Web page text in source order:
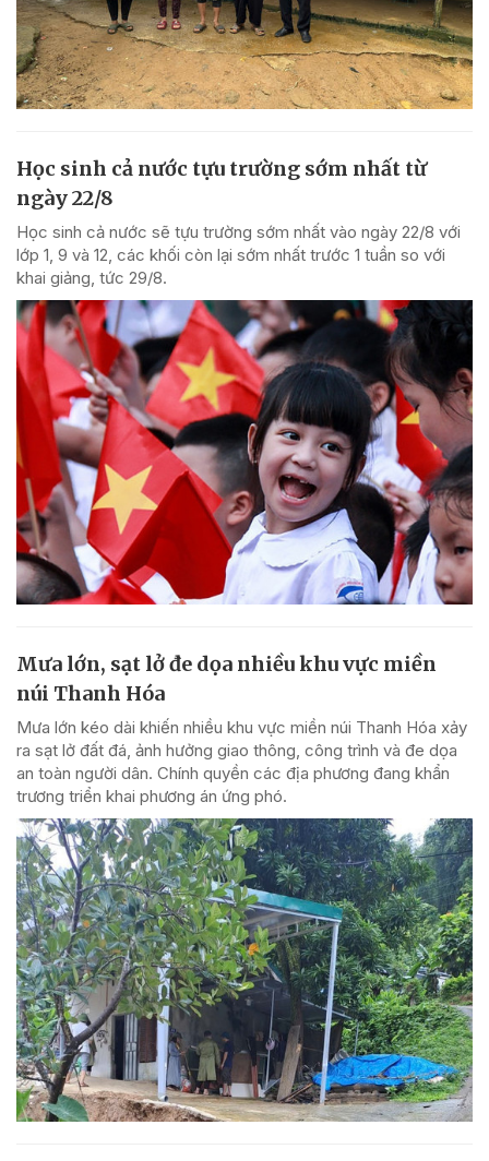
Học sinh cả nước tựu trường sớm nhất từ
ngày 22/8
Học sinh cả nước sẽ tựu trường sớm nhất vào ngày 22/8 với
lớp 1, 9 và 12, các khối còn lại sớm nhất trước 1 tuần so với
khai giảng, tức 29/8.
Mưa lớn, sạt lở đe dọa nhiều khu vực miền
núi Thanh Hóa
Mưa lớn kéo dài khiến nhiều khu vực miền núi Thanh Hóa xảy
ra sạt lở đất đá, ảnh hưởng giao thông, công trình và đe dọa
an toàn người dân. Chính quyền các địa phương đang khẩn
trương triển khai phương án ứng phó.